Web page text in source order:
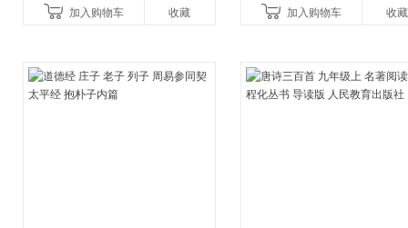
育书
加入购物车 收藏 加入购物车 收藏